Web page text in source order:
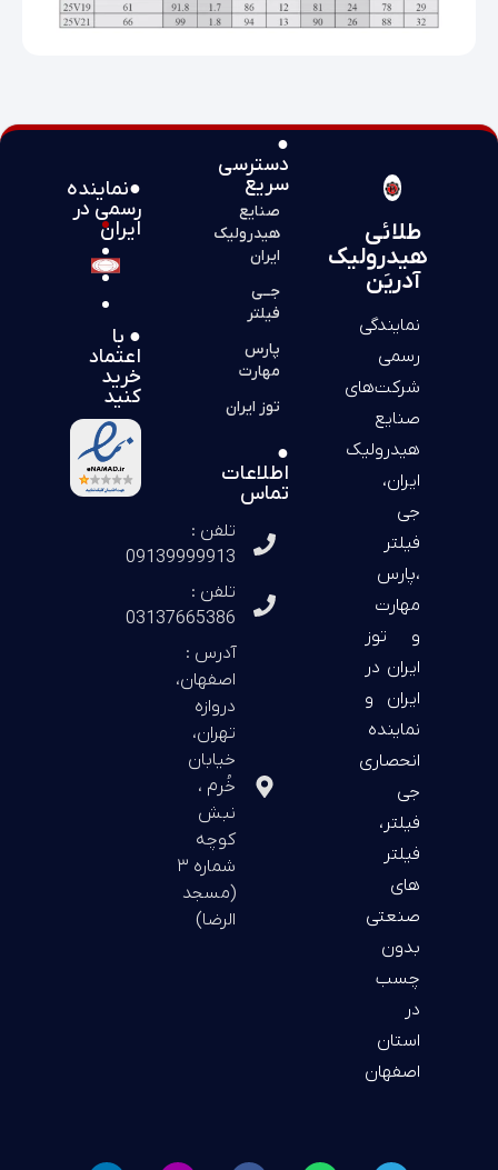
طلائی
هیدرولیک
آدریَن
نمایندگی
رسمی
شرکت‌های
صنایع
هیدرولیک
ایران،
جی
فیلتر
،پارس
مهارت
و توز
ایران در
ایران و
نماینده
انحصاری
جی
فیلتر،
فیلتر
های
صنعتی
بدون
چسب
در
استان
اصفهان
●نماینده
رسمی در
ایران
● با
اعتماد
خرید
کنید
●
دسترسی
سریع
صنایع
هیدرولیک
ایران
جــی
فیلتر
پارس
مهارت
توز ایران
●
اطلاعات
تماس
تلفن :
09139999913
تلفن :
03137665386
آدرس :
اصفهان،
دروازه
تهران،
خیابان
خُرم ،
نبش
کوچه
شماره ۳
(مسجد
الرضا)